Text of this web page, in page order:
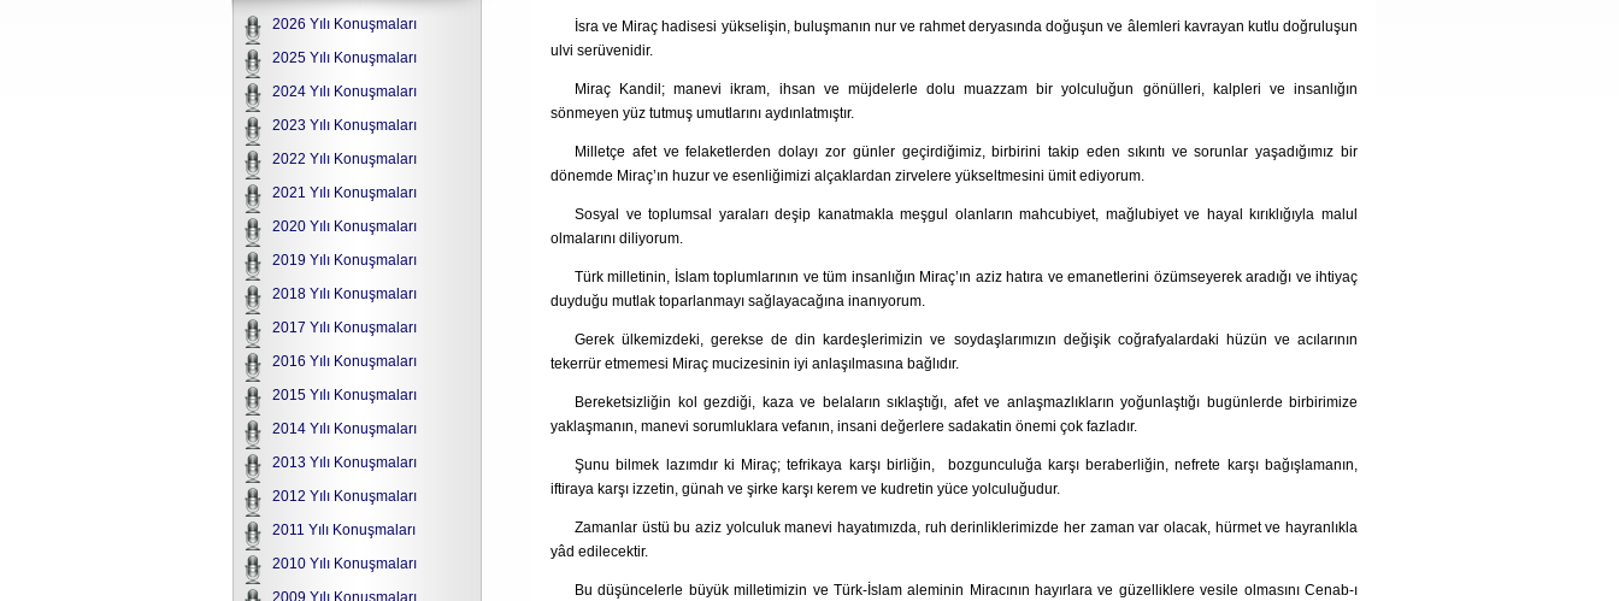
2026 Yılı Konuşmaları
2025 Yılı Konuşmaları
2024 Yılı Konuşmaları
2023 Yılı Konuşmaları
2022 Yılı Konuşmaları
2021 Yılı Konuşmaları
2020 Yılı Konuşmaları
2019 Yılı Konuşmaları
2018 Yılı Konuşmaları
2017 Yılı Konuşmaları
2016 Yılı Konuşmaları
2015 Yılı Konuşmaları
2014 Yılı Konuşmaları
2013 Yılı Konuşmaları
2012 Yılı Konuşmaları
2011 Yılı Konuşmaları
2010 Yılı Konuşmaları
İsra ve Miraç hadisesi yükselişin, buluşmanın nur ve rahmet deryasında doğuşun ve âlemleri kavrayan kutlu doğruluşun
ulvi serüvenidir.
Miraç Kandil; manevi ikram, ihsan ve müjdelerle dolu muazzam bir yolculuğun gönülleri, kalpleri ve insanlığın
sönmeyen yüz tutmuş umutlarını aydınlatmıştır.
Milletçe afet ve felaketlerden dolayı zor günler geçirdiğimiz, birbirini takip eden sıkıntı ve sorunlar yaşadığımız bir
dönemde Miraç’ın huzur ve esenliğimizi alçaklardan zirvelere yükseltmesini ümit ediyorum.
Sosyal ve toplumsal yaraları deşip kanatmakla meşgul olanların mahcubiyet, mağlubiyet ve hayal kırıklığıyla malul
olmalarını diliyorum.
Türk milletinin, İslam toplumlarının ve tüm insanlığın Miraç’ın aziz hatıra ve emanetlerini özümseyerek aradığı ve ihtiyaç
duyduğu mutlak toparlanmayı sağlayacağına inanıyorum.
Gerek ülkemizdeki, gerekse de din kardeşlerimizin ve soydaşlarımızın değişik coğrafyalardaki hüzün ve acılarının
tekerrür etmemesi Miraç mucizesinin iyi anlaşılmasına bağlıdır.
Bereketsizliğin kol gezdiği, kaza ve belaların sıklaştığı, afet ve anlaşmazlıkların yoğunlaştığı bugünlerde birbirimize
yaklaşmanın, manevi sorumluklara vefanın, insani değerlere sadakatin önemi çok fazladır.
Şunu bilmek lazımdır ki Miraç; tefrikaya karşı birliğin, bozgunculuğa karşı beraberliğin, nefrete karşı bağışlamanın,
iftiraya karşı izzetin, günah ve şirke karşı kerem ve kudretin yüce yolculuğudur.
Zamanlar üstü bu aziz yolculuk manevi hayatımızda, ruh derinliklerimizde her zaman var olacak, hürmet ve hayranlıkla
yâd edilecektir.
Bu düşüncelerle büyük milletimizin ve Türk-İslam aleminin Miracının hayırlara ve güzelliklere vesile olmasını Cenab-ı